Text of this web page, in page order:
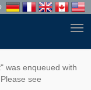
was enqueued with
see